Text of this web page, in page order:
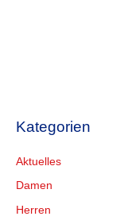
Kategorien
Aktuelles
Damen
Herren